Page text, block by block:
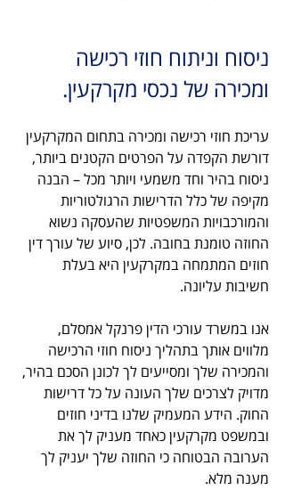
ניסוח וניתוח חוזי רכישה
ומכירה של נכסי מקרקעין.
עריכת חוזי רכישה ומכירה בתחום המקרקעין
דורשת הקפדה על הפרטים הקטנים ביותר,
ניסוח בהיר וחד משמעי ויותר מכל – הבנה
מקיפה של כלל הדרישות הרגולטוריות
והמורכבויות המשפטיות שהעסקה נשוא
החוזה טומנת בחובה. לכן, סיוע של עורך דין
חוזים המתמחה במקרקעין היא בעלת
חשיבות עליונה.
אנו במשרד עורכי הדין פרנקל אמסלם,
מלווים אותך בתהליך ניסוח חוזי הרכישה
והמכירה שלך ומסייעים לך לכונן הסכם בהיר,
מדויק לצרכים שלך העונה על כל דרישות
החוק. הידע המעמיק שלנו בדיני חוזים
ובמשפט מקרקעין כאחד מעניק לך את
הערובה הבטוחה כי החוזה שלך יעניק לך
מענה מלא.